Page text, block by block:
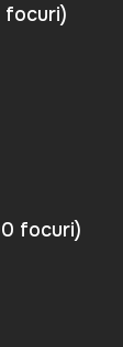
focuri)
focuri)